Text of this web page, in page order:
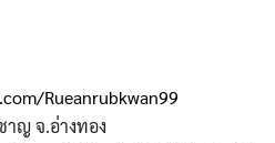
Rueanrubkwan99
าญ จ.อ่างทอง